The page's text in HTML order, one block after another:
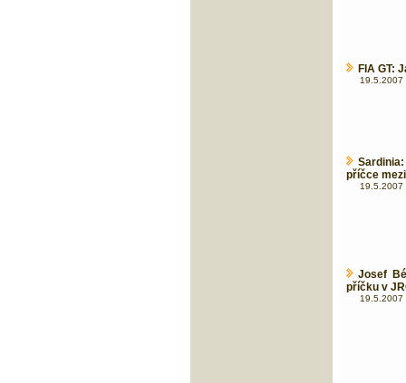
FIA GT:
19.5.2007
příčce
19.5.2007
Josef
příčku v
19.5.2007